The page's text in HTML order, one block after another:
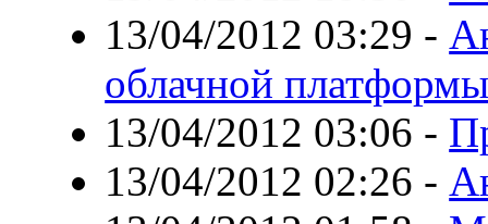
13/04/2012 03:29 -
облачной
13/04/2012 03:06 -
13/04/2012 02:26 -